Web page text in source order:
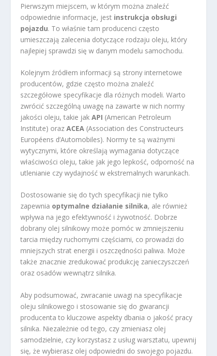
Pierwszym miejscem, w którym można znaleźć
odpowiednie informacje, jest instrukcja obsługi
pojazdu. To właśnie tam producenci często
umieszczają zalecenia dotyczące rodzaju oleju, który
najlepiej sprawdzi się w danym modelu samochodu.
Kolejnym źródłem informacji są strony internetowe
producentów, gdzie często można znaleźć
szczegółowe specyfikacje dla różnych modeli. Warto
zwrócić szczególną uwagę na zawarte w nich normy
jakości oleju, takie jakAPI (American Petroleum
Institute) orazACEA (Association des Constructeurs
Européens d’Automobiles). Normy te są ważnymi
wytycznymi, które określają wymagania dotyczące
właściwości oleju, takie jak jego lepkość, odporność na
utlenianie czy wydajność w ekstremalnych warunkach.
Dostosowanie się do tych specyfikacji nie tylko
zapewnia optymalne działanie silnika, ale również
wpływa na jego efektywność i żywotność. Dobrze
dobrany olej silnikowy może pomóc w zmniejszeniu
tarcia między ruchomymi częściami, co prowadzi do
mniejszych strat energii i oszczędności paliwa. Może
także znacznie zredukować produkcję zanieczyszczeń
oraz osadów wewnątrz silnika.
Aby podsumować, zwracanie uwagi na specyfikacje
oleju silnikowego i stosowanie się do gwarancji
producenta to kluczowe aspekty dbania o jakość pracy
silnika. Niezależnie od tego, czy zmieniasz olej
samodzielnie, czy korzystasz z usług warsztatu, upewnij
się, że wybierasz olej odpowiedni do swojego pojazdu.